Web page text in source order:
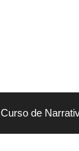
Curso de